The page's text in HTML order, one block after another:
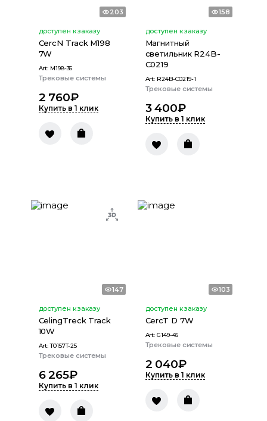
203
доступен к заказу
CercN Track M198
7W
Art: M198-35
Трековые системы
2 760₽
Купить в 1 клик
158
доступен к заказу
Магнитный
светильник R24B-
C0219
Art: R24B-C0219-1
Трековые системы
3 400₽
Купить в 1 клик
147
доступен к заказу
CelingTreck Track
10W
Art:T0157T-25
Трековые системы
6 265₽
Купить в 1 клик
103
доступен к заказу
CercT D 7W
Art: G149-45
Трековые системы
2 040₽
Купить в 1 клик